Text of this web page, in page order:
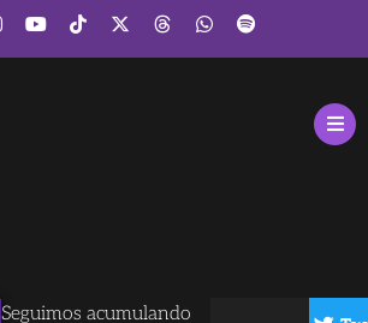
Seguimos acumulando